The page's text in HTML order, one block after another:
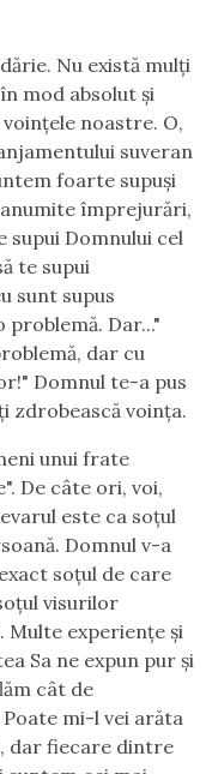
Nu există mulţi
mod absolut şi
noastre. O,
suveran
foarte supuşi
împrejurări,
supui Domnului cel
te supui
sunt supus
problemă. Dar..."
dar cu
Domnul te-a pus
zdrobească voinţa.
unui frate
De câte ori, voi,
este ca soţul
Domnul v-a
soţul de care
visurilor
Multe experienţe şi
Sa ne expun pur şi
cât de
mi-l vei arăta
dar fiecare dintre